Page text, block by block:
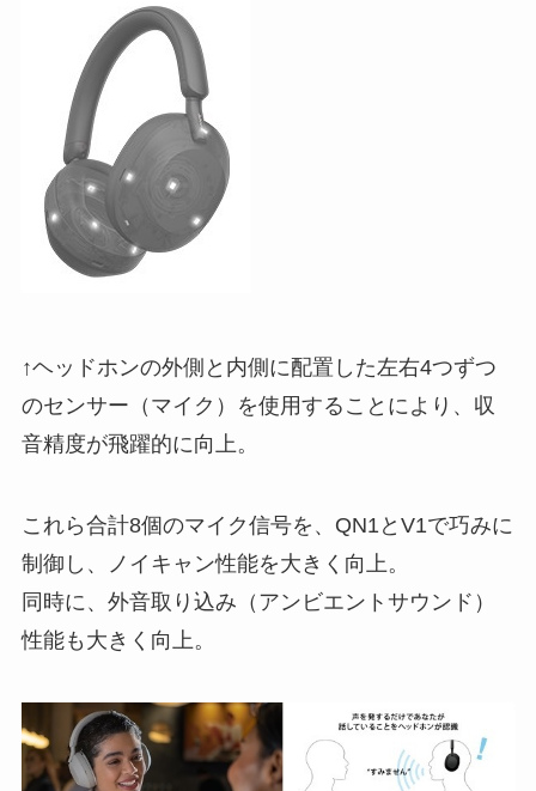
↑ヘッドホンの外側と内側に配置した左右4つずつ
のセンサー（マイク）を使用することにより、収
音精度が飛躍的に向上。
これら合計8個のマイク信号を、QN1とV1で巧みに
制御し、ノイキャン性能を大きく向上。
同時に、外音取り込み（アンビエントサウンド）
性能も大きく向上。